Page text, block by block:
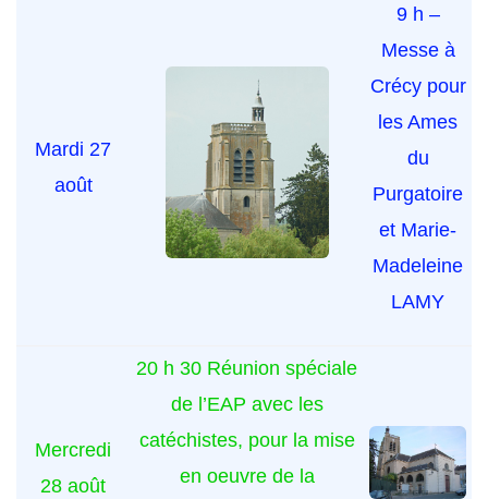
Mardi 27
août
9 h –
Messe à
Crécy pour
les Ames
du
Purgatoire
et Marie-
Madeleine
LAMY
Mercredi
28 août
20 h 30 Réunion spéciale
de l’EAP avec les
catéchistes, pour la mise
en oeuvre de la